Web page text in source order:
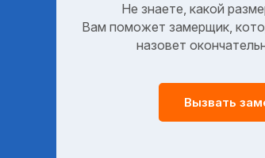
Не знаете, какой
Вам поможет замерщик,
назовет
Вызвать